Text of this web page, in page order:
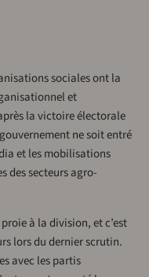
sociales ont la
et
la victoire électorale
ne soit entré
et les mobilisations
des secteurs agro-
à la division, et c’est
lors du dernier scrutin.
avec les partis